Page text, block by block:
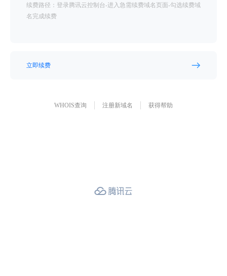
续费路径：登录腾讯云控制台-进入急需续费域名页面-勾选续费域
名完成续费
立即续费
WHOIS查询 注册新域名 获得帮助